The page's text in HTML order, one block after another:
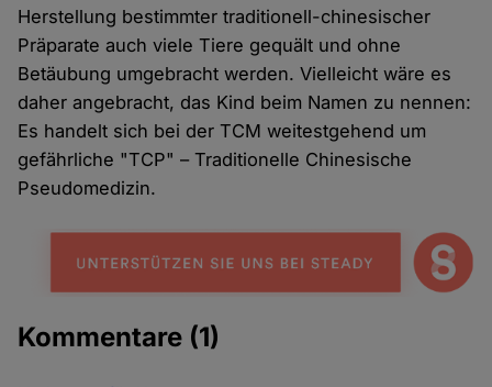
Herstellung bestimmter traditionell-chinesischer
Präparate auch viele Tiere gequält und ohne
Betäubung umgebracht werden. Vielleicht wäre es
daher angebracht, das Kind beim Namen zu nennen:
Es handelt sich bei der TCM weitestgehend um
gefährliche "TCP" – Traditionelle Chinesische
Pseudomedizin.
Kommentare (1)